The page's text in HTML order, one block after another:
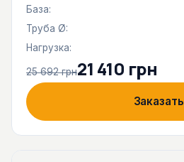
База:
Труба Ø:
Нагрузка:
25 692 грн21 410 грн
Заказать